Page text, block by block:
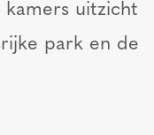
uitzicht
park en de